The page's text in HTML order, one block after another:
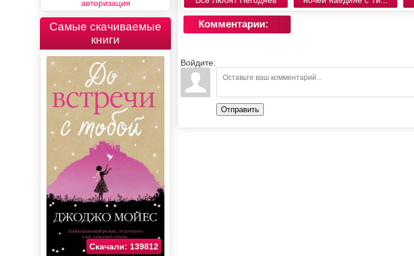
Комментарии:
Войдите:
Отправить
авторизация
Самые скачиваемые
книги
Скачали: 139812